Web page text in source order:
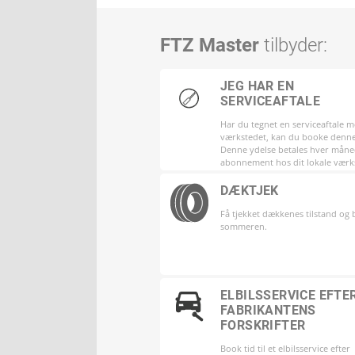
FTZ Master tilbyder:
JEG HAR EN
SERVICEAFTALE
Har du tegnet en serviceaftale
værkstedet, kan du booke
Denne ydelse betales hver
abonnement hos dit lokale
DÆKTJEK
Få tjekket dækkenes tilstand og
sommeren.
ELBILSSERVICE
FABRIKANTENS
FORSKRIFTER
Book tid til et elbilsservice efter